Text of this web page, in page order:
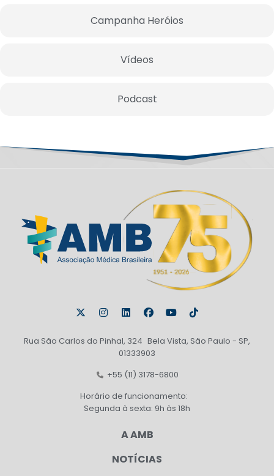
Campanha Heróios
Vídeos
Podcast
Rua São Carlos do Pinhal, 324 Bela Vista, São Paulo - SP,
01333903
+55 (11) 3178-6800
Horário de funcionamento:
Segunda à sexta: 9h às 18h
A AMB
NOTÍCIAS